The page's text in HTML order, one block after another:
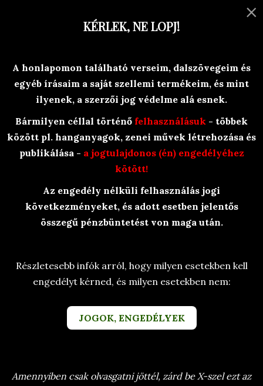
valóság-ok
Branyiczky Rita
×
KÉRLEK, NE LOPJ!
A honlapomon található verseim, dalszövegeim és
egyéb írásaim a saját szellemi termékeim, és mint
ilyenek, a szerzői jog védelme alá esnek.
Bármilyen céllal történő felhasználásuk - többek
között pl. hanganyagok, zenei művek létrehozása és
publikálása - a jogtulajdonos (én) engedélyéhez
kötött!
Az engedély nélküli felhasználás jogi
következményeket, és adott esetben jelentős
összegű pénzbüntetést von maga után.
Részletesebb infók arról, hogy milyen esetekben kell
engedélyt kérned, és milyen esetekben nem:
JOGOK, ENGEDÉLYEK
Amennyiben csak olvasgatni jöttél, zárd be X-szel ezt az
BraRit Irkái
Rövid versek - BraRit versek, történetek
Memento mori